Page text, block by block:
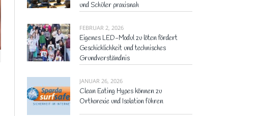
und Schüler praxisnah
FEBRUAR 2, 2026
Eigenes LED-Modul zu löten fördert
Geschicklichkeit und technisches
Grundverständnis
JANUAR 26, 2026
Clean Eating Hypes können zu
Orthorexie und Isolation führen